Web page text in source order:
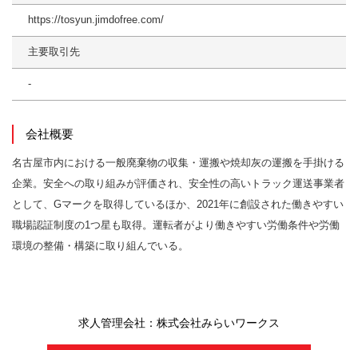
https://tosyun.jimdofree.com/
主要取引先
-
会社概要
名古屋市内における一般廃棄物の収集・運搬や焼却灰の運搬を手掛ける
企業。安全への取り組みが評価され、安全性の高いトラック運送事業者
として、Gマークを取得しているほか、2021年に創設された働きやすい
職場認証制度の1つ星も取得。運転者がより働きやすい労働条件や労働
環境の整備・構築に取り組んでいる。
求人管理会社：株式会社みらいワークス